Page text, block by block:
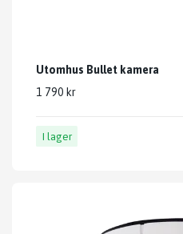
Utomhus Bullet kamera
1 790 kr
I lager